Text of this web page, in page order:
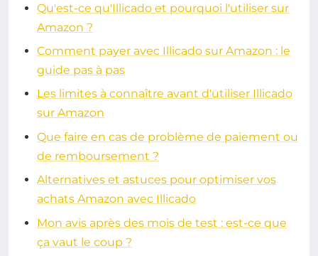
Qu'est-ce qu'Illicado et pourquoi l'utiliser sur
Amazon ?
Comment payer avec Illicado sur Amazon : le
guide pas à pas
Les limites à connaître avant d'utiliser Illicado
sur Amazon
Que faire en cas de problème de paiement ou
de remboursement ?
Alternatives et astuces pour optimiser vos
achats Amazon avec Illicado
Mon avis après des mois de test : est-ce que
ça vaut le coup ?